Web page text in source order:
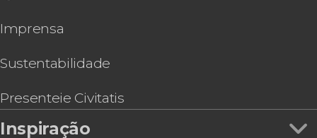
Imprensa
Sustentabilidade
Presenteie Civitatis
Inspiração